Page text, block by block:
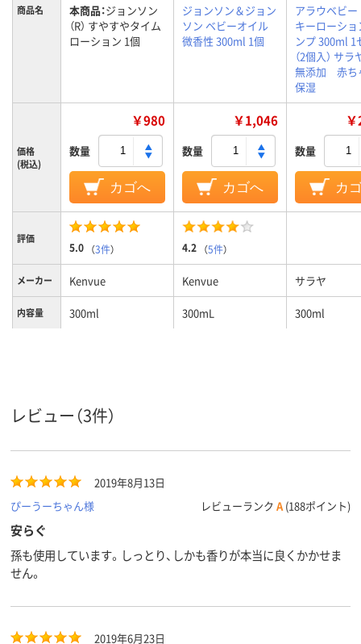
商品名 本商品：ジョンソン
（R） すやすやタイム
ローション 1個
ジョンソン＆ジョン
ソン ベビーオイル
微香性 300ml 1個
アラウベビー
キーローショ
ンプ 300ml 1
（2個入）
無添加 赤
保湿
価格
(税込)
￥980
数量
カゴへ
￥1,046
数量
カゴへ
数量
カ
評価
5.0 （3件） 4.2 （5件）
メーカー Kenvue Kenvue サラヤ
内容量 300ml 300mL 300ml
レビュー（3件）
2019年8月13日
ぴーうーちゃん様
レビューランク A (188ポイント)
安らぐ
孫も使用しています。しっとり、しかも香りが本当に良くかかせま
せん。
2019年6月23日